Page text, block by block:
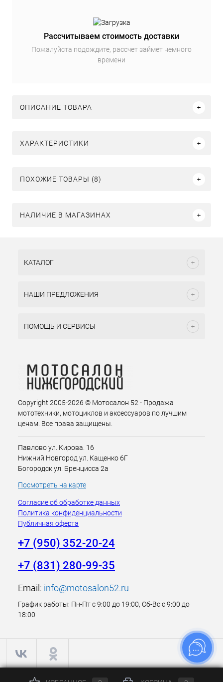
Рассчитываем стоимость доставки
Пожалуйста подождите, рассчет займет немного
времени
ОПИСАНИЕ ТОВАРА
ХАРАКТЕРИСТИКИ
ПОХОЖИЕ ТОВАРЫ (8)
НАЛИЧИЕ В МАГАЗИНАХ
КАТАЛОГ
НАШИ ПРЕДЛОЖЕНИЯ
ПОМОЩЬ И СЕРВИСЫ
Copyright 2005-2026 © Мотосалон 52 - Продажа
мототехники, мотоциклов и аксессуаров по лучшим
ценам. Все права защищены.
Павлово ул. Кирова. 16
Нижний Новгород ул. Кащенко 6Г
Богородск ул. Бренцисса 2а
Посмотреть на карте
Согласие об обработке данных
Политика конфиденциальности
Публичная оферта
+7 (950) 352-20-24
+7 (831) 280-99-35
Email: info@motosalon52.ru
График работы: Пн-Пт с 9:00 до 19:00, Сб-Вс с 9:00 до
18:00